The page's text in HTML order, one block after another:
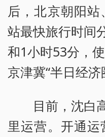
后，北京朝阳
站最快旅行时间
和1小时53分，
京津冀“半日经济
目前，沈白
里运营。开通